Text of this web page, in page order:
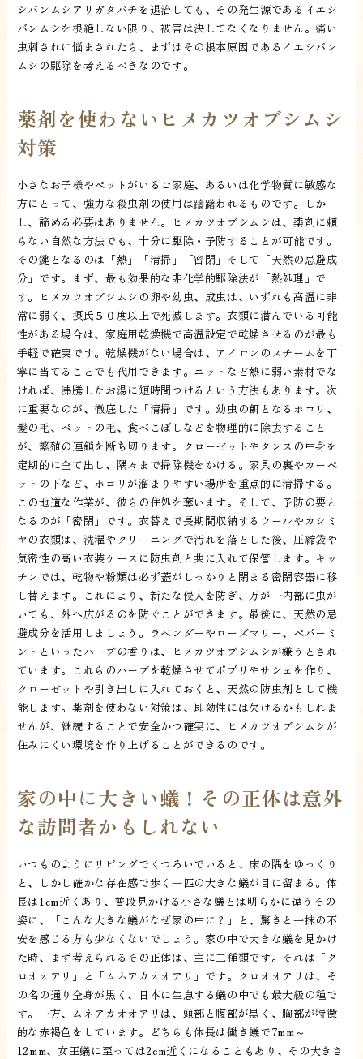
シバンムシアリガタバチを退治しても、その発生源であるイエシ
バンムシを根絶しない限り、被害は決してなくなりません。痛い
虫刺されに悩まされたら、まずはその根本原因であるイエシバン
ムシの駆除を考えるべきなのです。
薬剤を使わないヒメカツオブシムシ
対策
小さなお子様やペットがいるご家庭、あるいは化学物質に敏感な
方にとって、強力な殺虫剤の使用は躊躇われるものです。しか
し、諦める必要はありません。ヒメカツオブシムシは、薬剤に頼
らない自然な方法でも、十分に駆除・予防することが可能です。
その鍵となるのは「熱」「清掃」「密閉」そして「天然の忌避成
分」です。まず、最も効果的な非化学的駆除法が「熱処理」で
す。ヒメカツオブシムシの卵や幼虫、成虫は、いずれも高温に非
常に弱く、摂氏５０度以上で死滅します。衣類に潜んでいる可能
性がある場合は、家庭用乾燥機で高温設定で乾燥させるのが最も
手軽で確実です。乾燥機がない場合は、アイロンのスチームを丁
寧に当てることでも代用できます。ニットなど熱に弱い素材でな
ければ、沸騰したお湯に短時間つけるという方法もあります。次
に重要なのが、徹底した「清掃」です。幼虫の餌となるホコリ、
髪の毛、ペットの毛、食べこぼしなどを物理的に除去すること
が、繁殖の連鎖を断ち切ります。クローゼットやタンスの中身を
定期的に全て出し、隅々まで掃除機をかける。家具の裏やカーペ
ットの下など、ホコリが溜まりやすい場所を重点的に清掃する。
この地道な作業が、彼らの住処を奪います。そして、予防の要と
なるのが「密閉」です。衣替えで長期間収納するウールやカシミ
ヤの衣類は、洗濯やクリーニングで汚れを落とした後、圧縮袋や
気密性の高い衣装ケースに防虫剤と共に入れて保管します。キッ
チンでは、乾物や粉類は必ず蓋がしっかりと閉まる密閉容器に移
し替えます。これにより、新たな侵入を防ぎ、万が一内部に虫が
いても、外へ広がるのを防ぐことができます。最後に、天然の忌
避成分を活用しましょう。ラベンダーやローズマリー、ペパーミ
ントといったハーブの香りは、ヒメカツオブシムシが嫌うとされ
ています。これらのハーブを乾燥させてポプリやサシェを作り、
クローゼットや引き出しに入れておくと、天然の防虫剤として機
能します。薬剤を使わない対策は、即効性には欠けるかもしれま
せんが、継続することで安全かつ確実に、ヒメカツオブシムシが
住みにくい環境を作り上げることができるのです。
家の中に大きい蟻！その正体は意外
な訪問者かもしれない
いつものようにリビングでくつろいでいると、床の隅をゆっくり
と、しかし確かな存在感で歩く一匹の大きな蟻が目に留まる。体
長は1cm近くあり、普段見かける小さな蟻とは明らかに違うその
姿に、「こんな大きな蟻がなぜ家の中に？」と、驚きと一抹の不
安を感じる方も少なくないでしょう。家の中で大きな蟻を見かけ
た時、まず考えられるその正体は、主に二種類です。それは「ク
ロオオアリ」と「ムネアカオオアリ」です。クロオオアリは、そ
の名の通り全身が黒く、日本に生息する蟻の中でも最大級の種で
す。一方、ムネアカオオアリは、頭部と腹部が黒く、胸部が特徴
的な赤褐色をしています。どちらも体長は働き蟻で7mm～
12mm、女王蟻に至っては2cm近くになることもあり、その大きさ